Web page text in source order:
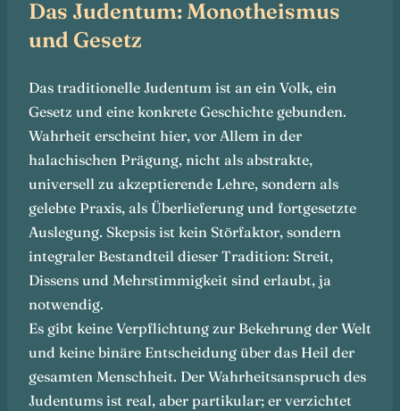
Das Judentum: Monotheismus
und Gesetz
Das traditionelle Judentum ist an ein Volk, ein
Gesetz und eine konkrete Geschichte gebunden.
Wahrheit erscheint hier, vor Allem in der
halachischen Prägung, nicht als abstrakte,
universell zu akzeptierende Lehre, sondern als
gelebte Praxis, als Überlieferung und fortgesetzte
Auslegung. Skepsis ist kein Störfaktor, sondern
integraler Bestandteil dieser Tradition: Streit,
Dissens und Mehrstimmigkeit sind erlaubt, ja
notwendig.
Es gibt keine Verpflichtung zur Bekehrung der Welt
und keine binäre Entscheidung über das Heil der
gesamten Menschheit. Der Wahrheitsanspruch des
Judentums ist real, aber partikular; er verzichtet